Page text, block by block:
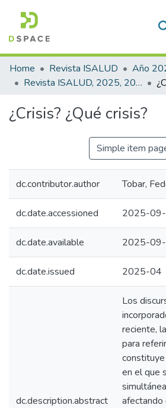
Communities & Collections
All of DSpace
Home Revista ISALUD
Año
Revista ISALUD, 2025, 20(94)
¿Crisis? ¿Qué crisis?
Simple item
dc.contributor.author Tobar,
dc.date.accessioned 2025-
dc.date.available 2025-
dc.date.issued 2025-04
dc.description.abstract
Los
reciente,
para
constituye
en el que
afectando